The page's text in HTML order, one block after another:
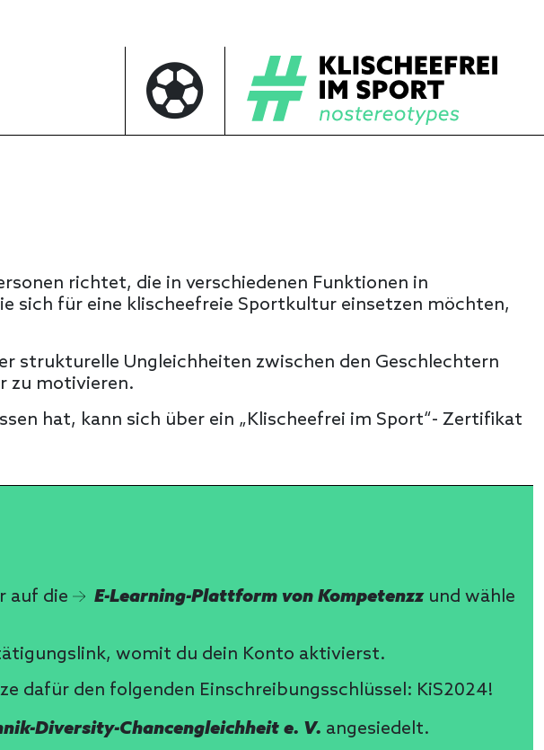
richtet, die in verschiedenen Funktionen in
sich für eine klischeefreie Sportkultur einsetzen möchten,
strukturelle Ungleichheiten zwischen den Geschlechtern
zu motivieren.
hat, kann sich über ein „Klischeefrei im Sport“- Zertifikat
auf die E-Learning-Plattform von Kompetenzzund wähle
womit du dein Konto aktivierst.
dafür den folgenden Einschreibungsschlüssel: KiS2024!
Diversity-Chancengleichheit e. V. angesiedelt.